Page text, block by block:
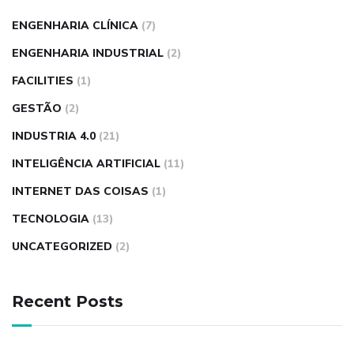
ENGENHARIA CLÍNICA (7)
ENGENHARIA INDUSTRIAL (2)
FACILITIES (1)
GESTÃO (2)
INDUSTRIA 4.0 (21)
INTELIGÊNCIA ARTIFICIAL (11)
INTERNET DAS COISAS (1)
TECNOLOGIA (13)
UNCATEGORIZED (2)
Recent Posts